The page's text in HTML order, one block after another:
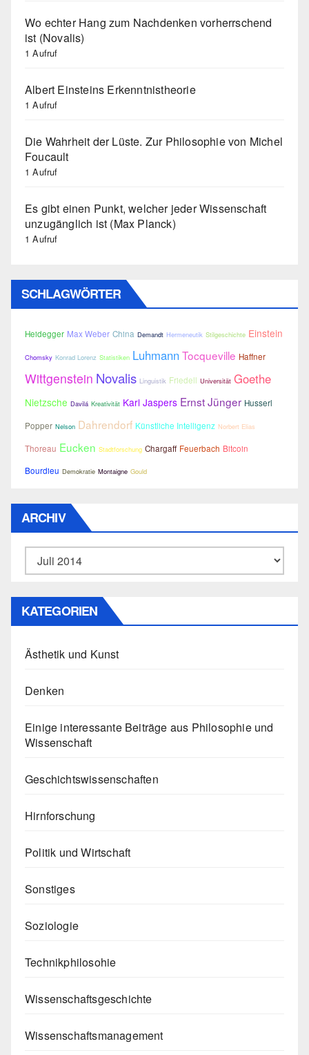
Wo echter Hang zum Nachdenken vorherrschend
ist (Novalis)
1 Aufruf
Albert Einsteins Erkenntnistheorie
1 Aufruf
Die Wahrheit der Lüste. Zur Philosophie von Michel
Foucault
1 Aufruf
Es gibt einen Punkt, welcher jeder Wissenschaft
unzugänglich ist (Max Planck)
1 Aufruf
SCHLAGWÖRTER
Heidegger Max Weber China Demandt Hermeneutik Stilgeschichte Einstein
Chomsky Konrad Lorenz Statistiken Luhmann Tocqueville Haffner
Wittgenstein Novalis Linguistik Friedell Universität Goethe
Nietzsche Davilá Kreativität Karl Jaspers Ernst Jünger Husserl
Popper Nelson Dahrendorf Künstliche Intelligenz Norbert Elias
Thoreau Eucken Stadtforschung Chargaff Feuerbach Bitcoin
Bourdieu Demokratie Montaigne Gould
ARCHIV
Archiv
KATEGORIEN
Ästhetik und Kunst
Denken
Einige interessante Beiträge aus Philosophie und
Wissenschaft
Geschichtswissenschaften
Hirnforschung
Politik und Wirtschaft
Sonstiges
Soziologie
Technikphilosohie
Wissenschaftsgeschichte
Wissenschaftsmanagement